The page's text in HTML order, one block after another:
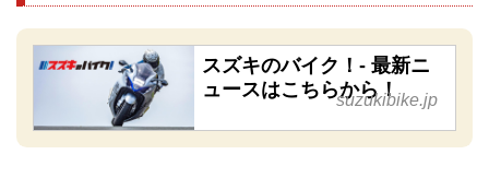
スズキのバイク！- 最新ニ
ュースはこちらから！
suzukibike.jp